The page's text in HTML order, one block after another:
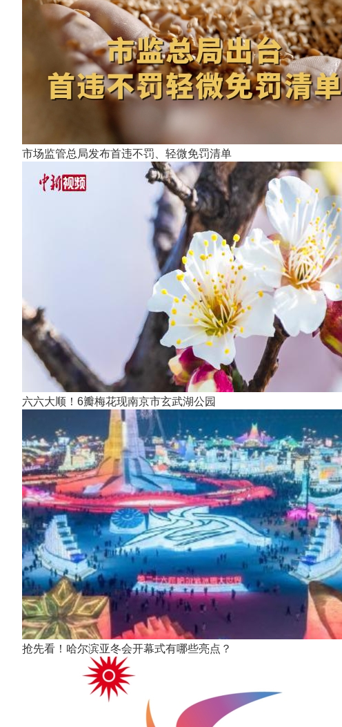
市场监管总局发布首违不罚、轻微免罚清单
六六大顺！6瓣梅花现南京市玄武湖公园
抢先看！哈尔滨亚冬会开幕式有哪些亮点？